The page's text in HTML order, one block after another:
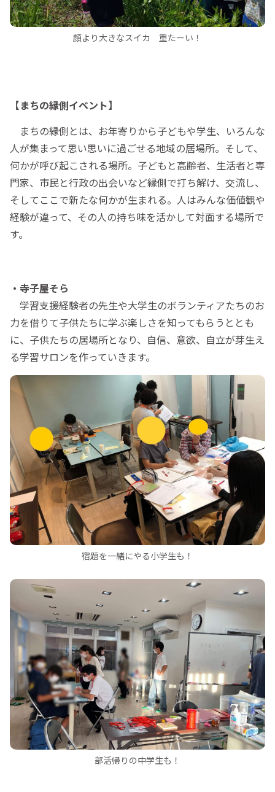
顔より大きなスイカ 重たーい！
【まちの縁側イベント】
まちの縁側とは、お年寄りから子どもや学生、いろんな
人が集まって思い思いに過ごせる地域の居場所。そして、
何かが呼び起こされる場所。子どもと高齢者、生活者と専
門家、市民と行政の出会いなど縁側で打ち解け、交流し、
そしてここで新たな何かが生まれる。人はみんな価値観や
経験が違って、その人の持ち味を活かして対面する場所で
す。
・寺子屋そら
学習支援経験者の先生や大学生のボランティアたちのお
力を借りて子供たちに学ぶ楽しさを知ってもらうととも
に、子供たちの居場所となり、自信、意欲、自立が芽生え
る学習サロンを作っていきます。
宿題を一緒にやる小学生も！
部活帰りの中学生も！